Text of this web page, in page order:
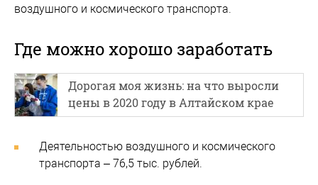
воздушного и космического транспорта.
Где можно хорошо заработать
Дорогая моя жизнь: на что выросли
цены в 2020 году в Алтайском крае
Деятельностью воздушного и космического
транспорта – 76,5 тыс. рублей.